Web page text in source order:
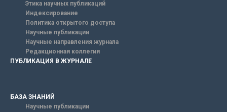
Этика научных публикаций
Индексирование
Политика открытого доступа
Научные публикации
Научные направления журнала
Редакционная коллегия
ПУБЛИКАЦИЯ В ЖУРНАЛЕ
БАЗА ЗНАНИЙ
Научные публикации